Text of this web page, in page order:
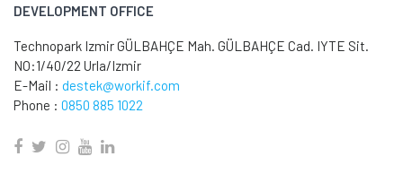
DEVELOPMENT OFFICE
Technopark Izmir GÜLBAHÇE Mah. GÜLBAHÇE Cad. IYTE Sit.
NO:1/40/22 Urla/Izmir
E-Mail : destek@workif.com
Phone : 0850 885 1022